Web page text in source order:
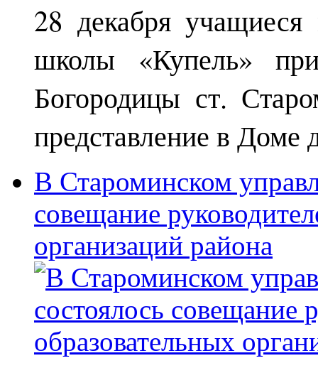
28 декабря
школы «Купель»
Богородицы ст.
представление в Доме
В Староминском
совещание
организаций района